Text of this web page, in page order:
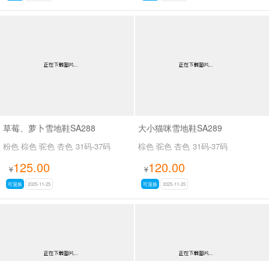
草莓、萝卜雪地鞋SA288
粉色 棕色 驼色 杏色 31码-37码
¥125.00
可退换 2025-11-25
大小猫咪雪地鞋SA289
棕色 驼色 杏色 31码-37码
¥120.00
可退换 2025-11-25